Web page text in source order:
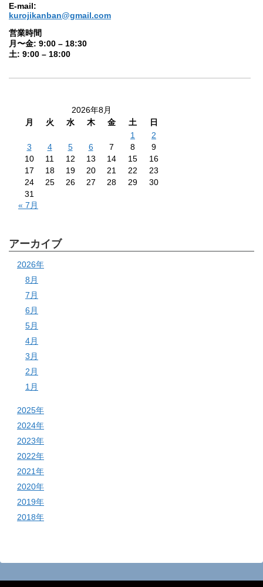
E-mail:
kurojikanban@gmail.com
営業時間
月〜金: 9:00 – 18:30
土: 9:00 – 18:00
2026年8月
月
火 水 木 金 土
日
1
2
3
4 5 6 7 8
9
10
11 12 13 14 15
16
17
18 19 20 21 22
23
24
25 26 27 28 29
30
31
« 7月
アーカイブ
2026年
8月
7月
6月
5月
4月
3月
2月
1月
2025年
2024年
2023年
2022年
2021年
2020年
2019年
2018年